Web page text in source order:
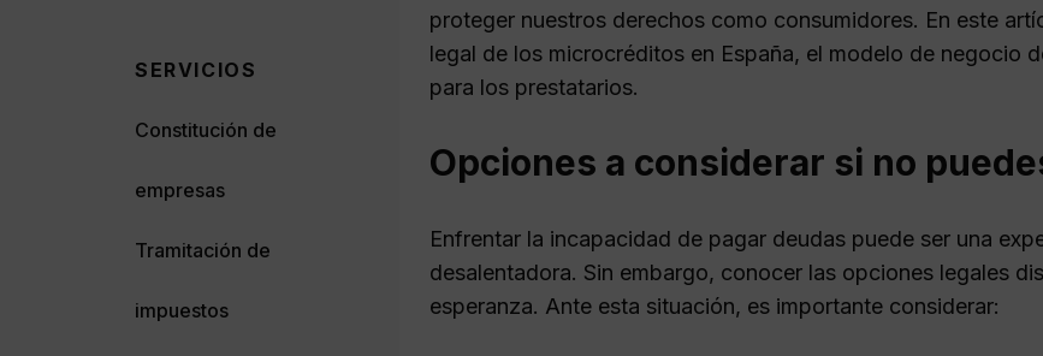
proteger nuestros derechos como consumidores. En este
legal de los microcréditos en España, el modelo de negocio
para los prestatarios.
Opciones a considerar si no
Enfrentar la incapacidad de pagar deudas puede ser una
desalentadora. Sin embargo, conocer las opciones legales
esperanza. Ante esta situación, es importante considerar:
SERVICIOS
Constitución de
empresas
Tramitación de
impuestos